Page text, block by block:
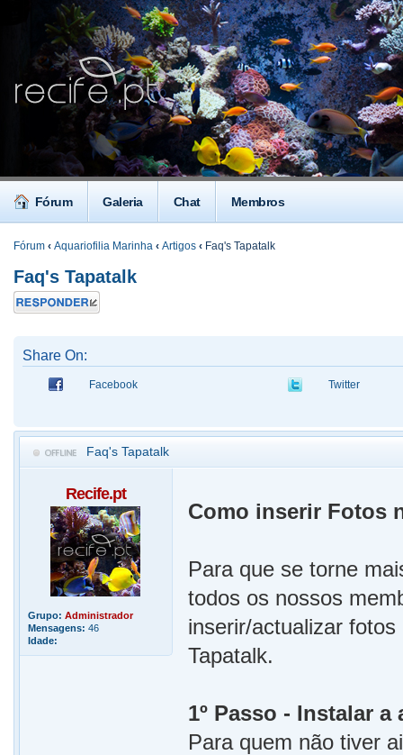
Fórum Galeria Chat Membros
Fórum ‹ Aquariofilia Marinha ‹ Artigos ‹ Faq's Tapatalk
Faq's Tapatalk
Responder
Share On:
Facebook Twitter
Faq's Tapatalk
Recife.pt
Grupo: Administrador
Mensagens: 46
Idade:
Como inserir Fotos
Para que se torne
todos os nossos
inserir/actualizar
Tapatalk.
1º Passo - Instalar a
Para quem não tiver